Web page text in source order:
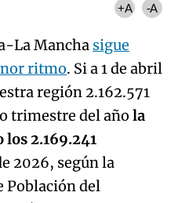
+A -A
La Mancha sigue
ritmo. Si a 1 de abril
región 2.162.571
trimestre del año la
los 2.169.241
2026, según la
Población del